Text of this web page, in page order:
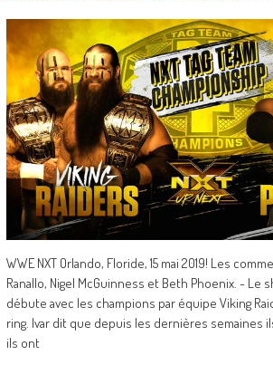
WWE NXT Orlando, Floride, 15 mai 2019! Les
Ranallo, Nigel McGuinness et Beth Phoenix. - Le
débute avec les champions par équipe Viking
ring. Ivar dit que depuis les dernières semaines
ils ont